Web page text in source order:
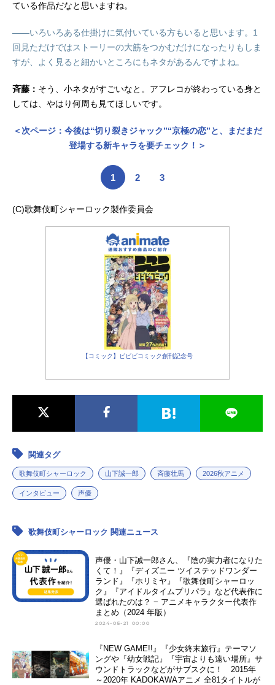
ている作品だなと思いますね。
――いろいろある仕掛けに気付いている方もいると思います。1
回見ただけではストーリーの大筋をつかむだけになったりもしま
すが、よく見ると細かいところにもネタがあるんですよね。
斉藤： そう、小ネタがすごいなと。アフレコが終わっている身と
しては、やはり何周も見てほしいです。
＜次ページ：今後は“切り裂きジャック”“京極の恋”と、まだまだ
登場する新キャラを要チェック！＞
1 2 3
(C)歌舞伎町シャーロック製作委員会
【コミック】ビビビコミック創刊記念号
関連タグ
歌舞伎町シャーロック 山下誠一郎 斉藤壮馬 2026秋アニメ
インタビュー 声優
歌舞伎町シャーロック 関連ニュース
声優・山下誠一郎さん、『陰の実力者になりた
くて！』『ディズニー ツイステッドワンダー
ランド』『ホリミヤ』『歌舞伎町シャーロッ
ク』『アイドルタイムプリパラ』など代表作に
選ばれたのは？ − アニメキャラクター代表作
まとめ（2024 年版）
2024-05-21 00:00
『NEW GAME!!』『少女終末旅行』テーマソ
ングや『幼女戦記』『宇宙よりも遠い場所』サ
ウンドトラックなどがサブスクに！ 2015年
～2020年 KADOKAWAアニメ 全81タイトルが